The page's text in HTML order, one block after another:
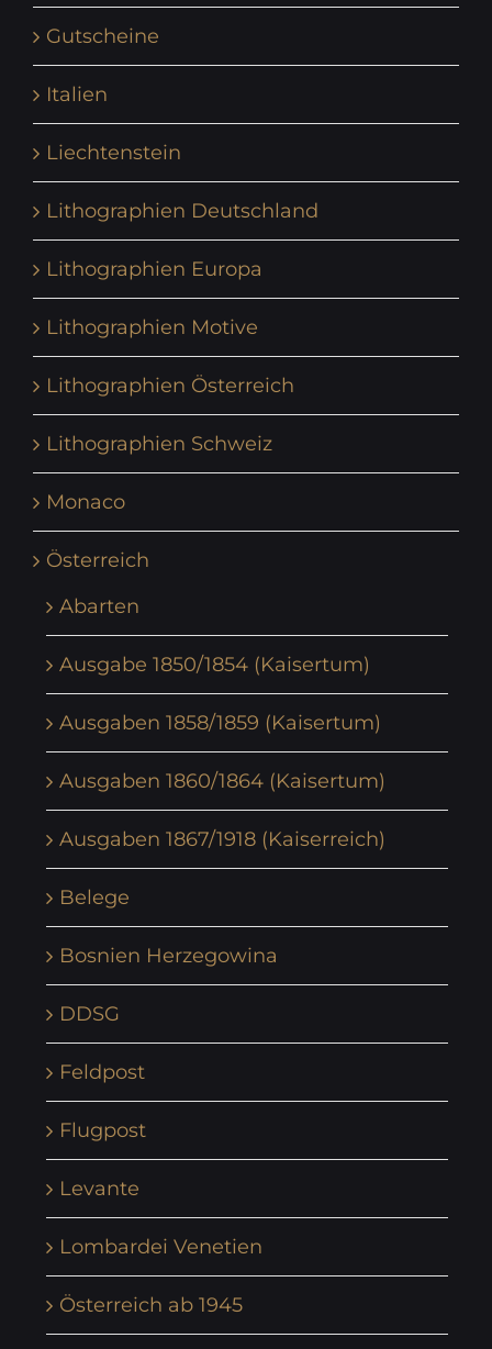
Gutscheine
Italien
Liechtenstein
Lithographien Deutschland
Lithographien Europa
Lithographien Motive
Lithographien Österreich
Lithographien Schweiz
Monaco
Österreich
Abarten
Ausgabe 1850/1854 (Kaisertum)
Ausgaben 1858/1859 (Kaisertum)
Ausgaben 1860/1864 (Kaisertum)
Ausgaben 1867/1918 (Kaiserreich)
Belege
Bosnien Herzegowina
DDSG
Feldpost
Flugpost
Levante
Lombardei Venetien
Österreich ab 1945